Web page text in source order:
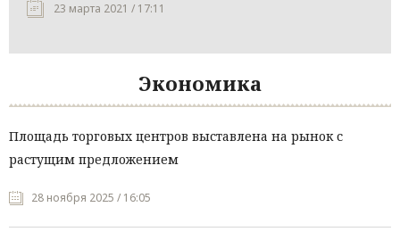
23 марта 2021 / 17:11
Экономика
Площадь торговых центров выставлена на рынок с
растущим предложением
28 ноября 2025 / 16:05